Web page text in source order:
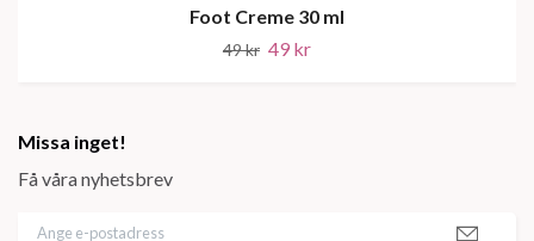
Missa inget!
Få våra nyhetsbrev
Foot Creme 30 ml
49 kr 49 kr